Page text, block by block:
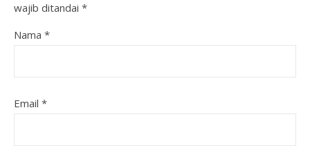
wajib ditandai *
Nama *
Email *